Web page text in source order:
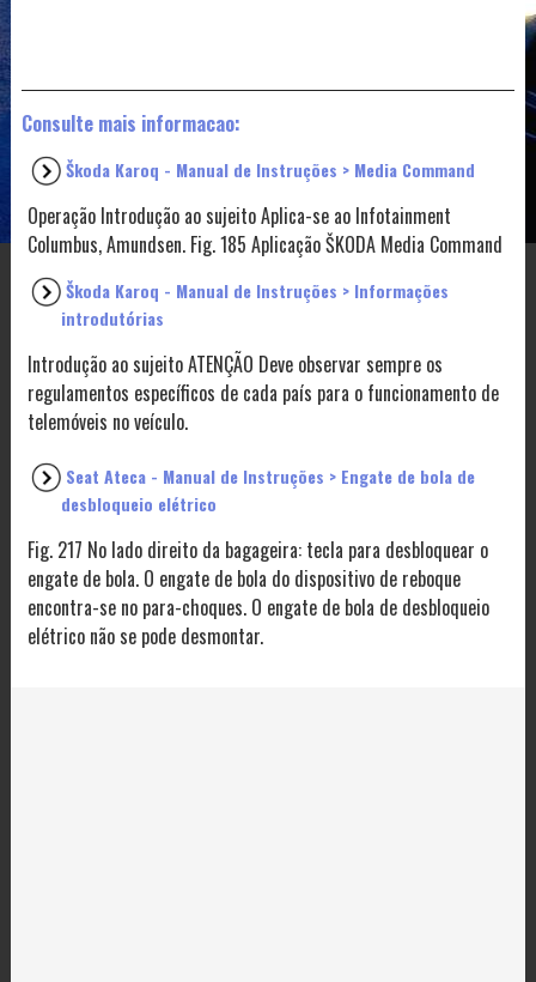
Consulte mais informacao:
Škoda Karoq - Manual de Instruções > Media Command
Operação Introdução ao sujeito Aplica-se ao Infotainment
Columbus, Amundsen. Fig. 185 Aplicação ŠKODA Media Command
Škoda Karoq - Manual de Instruções > Informações
introdutórias
Introdução ao sujeito ATENÇÃO Deve observar sempre os
regulamentos específicos de cada país para o funcionamento de
telemóveis no veículo.
Seat Ateca - Manual de Instruções > Engate de bola de
desbloqueio elétrico
Fig. 217 No lado direito da bagageira: tecla para desbloquear o
engate de bola. O engate de bola do dispositivo de reboque
encontra-se no para-choques. O engate de bola de desbloqueio
elétrico não se pode desmontar.